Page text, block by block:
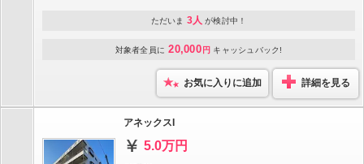
ただいま 3人 が検討中！
対象者全員に 20,000 円 キャッシュバック!
お気に入りに追加 詳細を見る
アネックスI
5.0万円